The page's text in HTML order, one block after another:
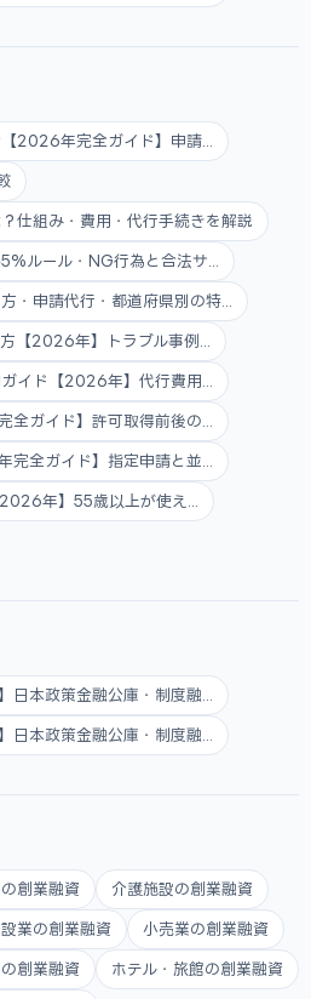
2026年完全ガイド】申請...
仕組み・費用・代行手続きを解説
ルール・NG行為と合法サ...
・申請代行・都道府県別の特...
【2026年】トラブル事例...
イド【2026年】代行費用...
ガイド】許可取得前後の...
全ガイド】指定申請と並...
年】55歳以上が使え...
本政策金融公庫・制度融...
本政策金融公庫・制度融...
創業融資 介護施設の創業融資
業の創業融資 小売業の創業融資
創業融資 ホテル・旅館の創業融資